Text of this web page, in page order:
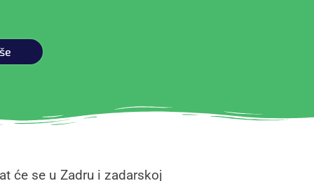
će se u Zadru i zadarskoj